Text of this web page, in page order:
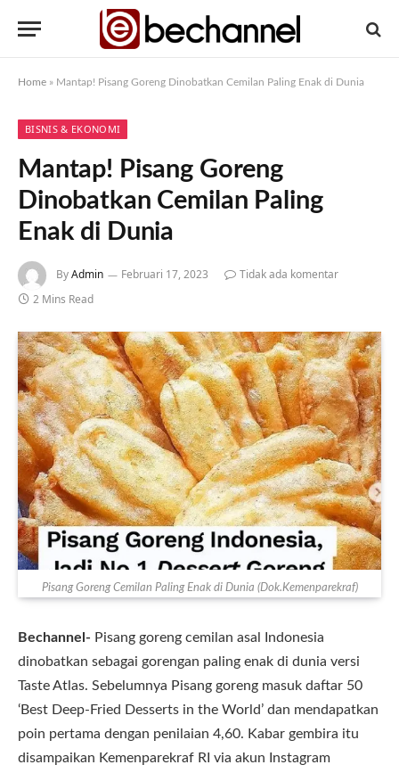
Home » Mantap! Pisang Goreng Dinobatkan Cemilan Paling Enak di Dunia
BISNIS & EKONOMI
Mantap! Pisang Goreng
Dinobatkan Cemilan Paling
Enak di Dunia
ByAdmin Februari 17, 2023
Tidak ada komentar
2 Mins Read
Pisang Goreng Cemilan Paling Enak di Dunia (Dok.Kemenparekraf)
Bechannel- Pisang goreng cemilan asal Indonesia
dinobatkan sebagai gorengan paling enak di dunia versi
Taste Atlas. Sebelumnya Pisang goreng masuk daftar 50
‘Best Deep-Fried Desserts in the World’ dan mendapatkan
poin pertama dengan penilaian 4,60. Kabar gembira itu
disampaikan Kemenparekraf RI via akun Instagram